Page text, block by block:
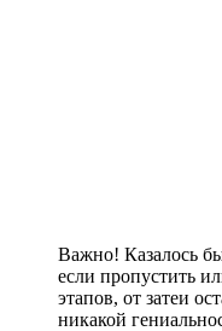
Важно! Казалось
если пропустить
этапов, от затеи
никакой